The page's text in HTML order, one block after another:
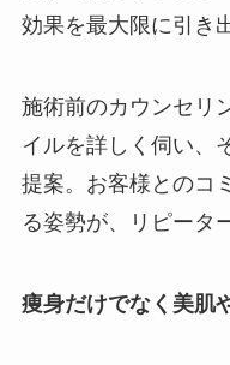
効果を最大限に引き
施術前のカウンセリ
イルを詳しく伺い、
提案。お客様とのコ
る姿勢が、リピータ
痩身だけでなく美肌